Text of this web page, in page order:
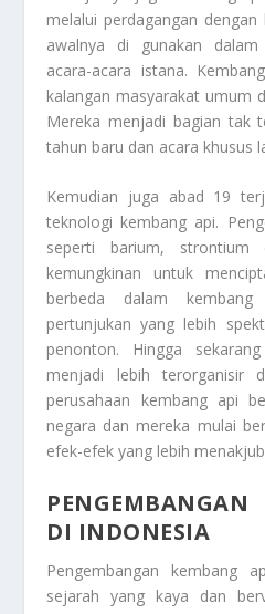
melalui perdagangan
awalnya di gunakan
acara-acara istana.
kalangan masyarakat umum
Mereka menjadi bagian tak
tahun baru dan acara khusus
Kemudian juga abad 19
teknologi kembang api.
seperti barium, strontium
kemungkinan untuk
berbeda dalam
pertunjukan yang lebih
penonton. Hingga
menjadi lebih terorganisir
perusahaan kembang api
negara dan mereka mulai
efek-efek yang lebih
DI INDONESIA
Pengembangan kembang
sejarah yang kaya dan